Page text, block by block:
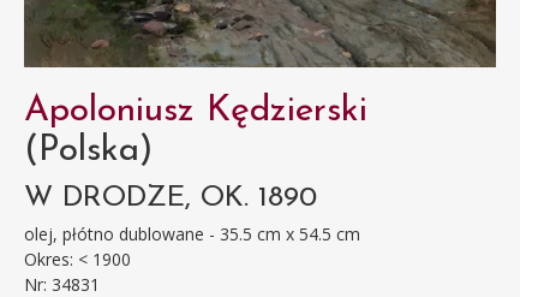
Apoloniusz Kędzierski
(Polska)
W DRODZE, OK. 1890
olej, płótno dublowane - 35.5 cm x 54.5 cm
Okres: < 1900
Nr: 34831